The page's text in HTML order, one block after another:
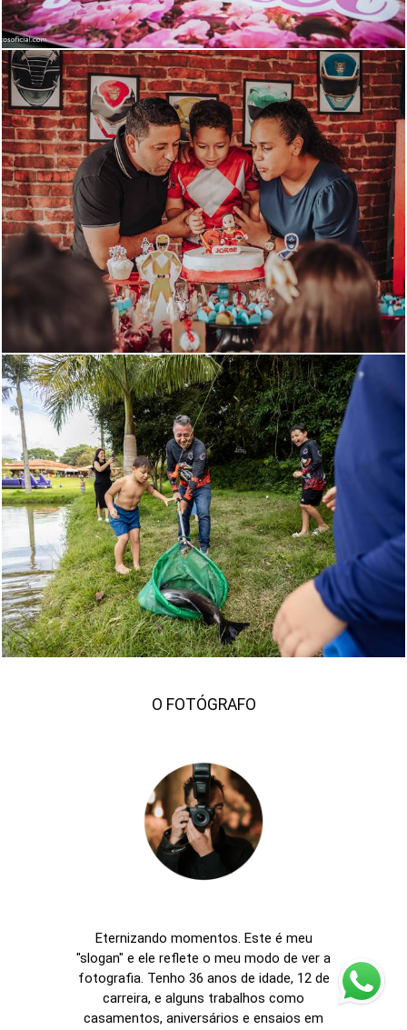
853 569
580 375
O FOTÓGRAFO
Eternizando momentos. Este é meu
"slogan" e ele reflete o meu modo de ver a
fotografia. Tenho 36 anos de idade, 12 de
carreira, e alguns trabalhos como
casamentos, aniversários e ensaios em